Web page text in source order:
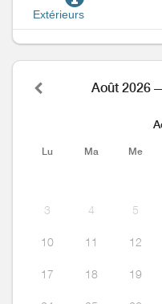
Extérieurs
Août 2026
Lu Ma Me
3 4 5
10 11 12
17 18 19